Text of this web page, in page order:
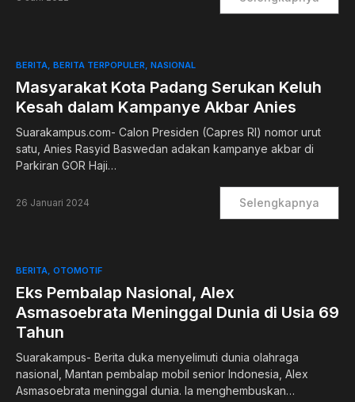
BERITA BERITA TERPOPULER NASIONAL
Masyarakat Kota Padang Serukan Keluh
Kesah dalam Kampanye Akbar Anies
Suarakampus.com- Calon Presiden (Capres RI) nomor urut
satu, Anies Rasyid Baswedan adakan kampanye akbar di
Parkiran GOR Haji…
26 Januari 2024 Selengkapnya
BERITA OTOMOTIF
Eks Pembalap Nasional, Alex
Asmasoebrata Meninggal Dunia di Usia 69
Tahun
Suarakampus- Berita duka menyelimuti dunia olahraga
nasional, Mantan pembalap mobil senior Indonesia, Alex
Asmasoebrata meninggal dunia. Ia menghembuskan…